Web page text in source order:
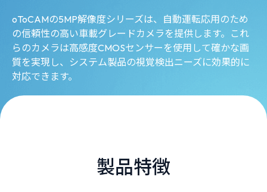
oToCAMの5MP解像度シリーズは、自動運転応用のため
の信頼性の高い車載グレードカメラを提供します。これ
らのカメラは高感度CMOSセンサーを使用して確かな画
質を実現し、システム製品の視覚検出ニーズに効果的に
対応できます。
製品特徴